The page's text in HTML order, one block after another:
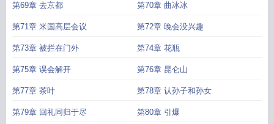
第69章 去京都 第70章 曲冰冰
第71章 米国高层会议 第72章 晚会没兴趣
第73章 被拦在门外 第74章 花瓶
第75章 误会解开 第76章 昆仑山
第77章 茶叶 第78章 认孙子和孙女
第79章 回礼同归于尽 第80章 引爆